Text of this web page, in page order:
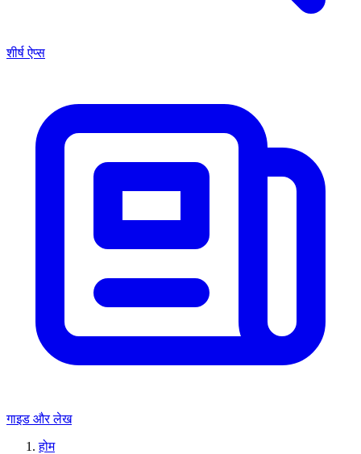
शीर्ष ऐप्स
गाइड और लेख
होम